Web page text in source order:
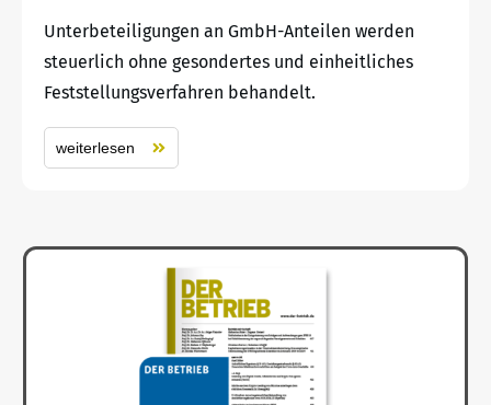
Unterbeteiligungen an GmbH-Anteilen werden
steuerlich ohne gesondertes und einheitliches
Feststellungsverfahren behandelt.
weiterlesen